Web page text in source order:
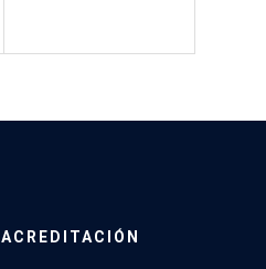
ACREDITACIÓN